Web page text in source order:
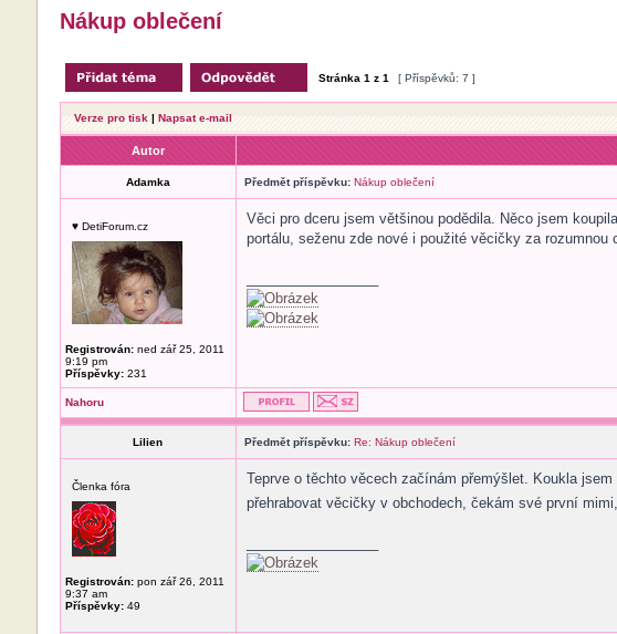
Nákup oblečení
Stránka 1 z 1 [ Příspěvků: 7 ]
Verze pro tisk | Napsat e-mail
Autor
Adamka Předmět příspěvku: Nákup oblečení
♥ DetiForum.cz
Registrován:ned zář 25, 2011
9:19 pm
Příspěvky:231
Věci pro dceru jsem většinou podědila. Něco jsem
portálu, seženu zde nové i použité věcičky za
Nahoru
Lilien Předmět příspěvku: Re: Nákup oblečení
Členka fóra
Registrován:pon zář 26, 2011
9:37 am
Příspěvky:49
Teprve o těchto věcech začínám přemýšlet. Koukla
přehrabovat věcičky v obchodech, čekám své první